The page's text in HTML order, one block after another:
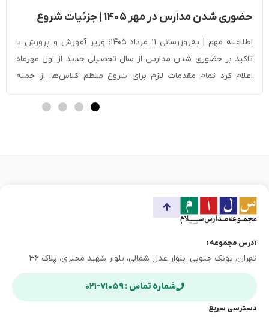
حضوری شدن مدارس در مهر ۱۴۰۵ | جزئیات شروع
سال تحصیلی جدید
اطلاعیه مهم | به‌روزرسانی ۱۱ مرداد ۱۴۰۵: وزیر آموزش و پرورش با
تاکید بر حضوری شدن مدارس از سال تحصیلی جدید از اول مهرماه
اعلام کرد تمام مقدمات لازم برای شروع منظم کلاس‌ها، از جمله
ساماندهی نیروی انسانی و بهره‌برداری از ۲۳۰۰ پروژه آموزشی و ۱۲ هزار
کلاس درس جدید، فراهم شده است. سیاست فعلی […]
آدرس مجموعه :
تهران، پونک جنوبی، بلوار عدل شمالی، بلوار شهید مخبری، پلاک ۳۶
شماره تماس : ۷۱۰۵۹-۰۲۱
دسترسی سریع